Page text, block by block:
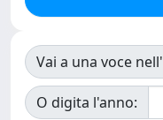
Vai a una voce
O digita l'anno: